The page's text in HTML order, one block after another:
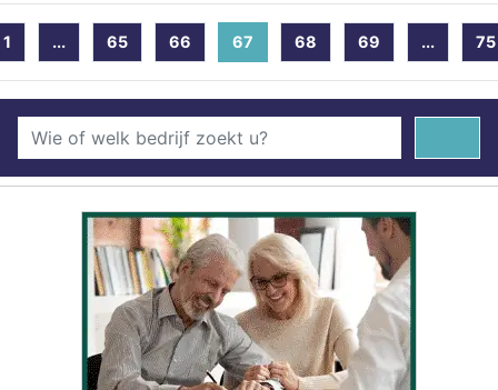
1 ... 65 66 67 (current)
68 69 ... 75